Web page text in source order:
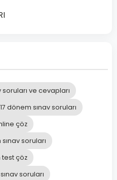
soruları ve cevapları
dönem sınav soruları
çöz
soruları
test çöz
soruları